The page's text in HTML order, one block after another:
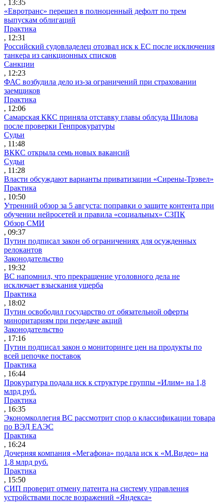
, 13:35
«Евротранс» перешел в полноценный дефолт по трем
выпускам облигаций
Практика
, 12:31
Российский судовладелец отозвал иск к ЕС после исключения
танкера из санкционных списков
Санкции
, 12:23
ФАС возбудила дело из-за ограничений при страховании
заемщиков
Практика
, 12:06
Самарская ККС приняла отставку главы облсуда Шилова
после проверки Генпрокуратуры
Судьи
, 11:48
ВККС открыла семь новых вакансий
Судьи
, 11:28
Власти обсуждают варианты приватизации «Сирены-Трэвел»
Практика
, 10:50
Утренний обзор за 5 августа: поправки о защите контента при
обучении нейросетей и правила «социальных» СЗПК
Обзор СМИ
, 09:37
Путин подписал закон об ограничениях для осужденных
релокантов
Законодательство
, 19:32
ВС напомнил, что прекращение уголовного дела не
исключает взыскания ущерба
Практика
, 18:02
Путин освободил государство от обязательной оферты
миноритариям при передаче акций
Законодательство
, 17:16
Путин подписал закон о мониторинге цен на продукты по
всей цепочке поставок
Практика
, 16:44
Прокуратура подала иск к структуре группы «Илим» на 1,8
млрд руб.
Практика
, 16:35
Экономколлегия ВС рассмотрит спор о классификации товара
по ВЭД ЕАЭС
Практика
, 16:24
Дочерняя компания «Мегафона» подала иск к «М.Видео» на
1,8 млрд руб.
Практика
, 15:50
СИП проверит отмену патента на систему управления
устройствами после возражений «Яндекса»